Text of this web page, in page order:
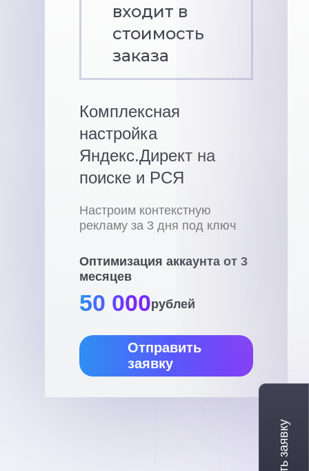
входит в
стоимость
заказа
Комплексная
настройка
Яндекс.Директ на
поиске и РСЯ
Настроим контекстную
рекламу за 3 дня под ключ
Оптимизация аккаунта от 3
месяцев
50 000рублей
Отправить
заявку